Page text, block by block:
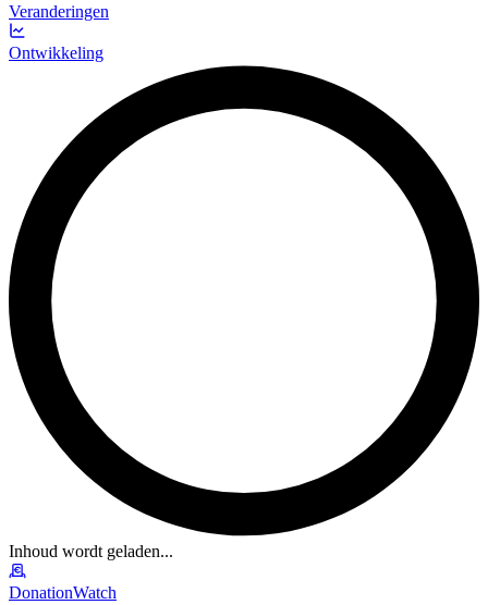
Veranderingen
Ontwikkeling
Inhoud wordt geladen...
DonationWatch